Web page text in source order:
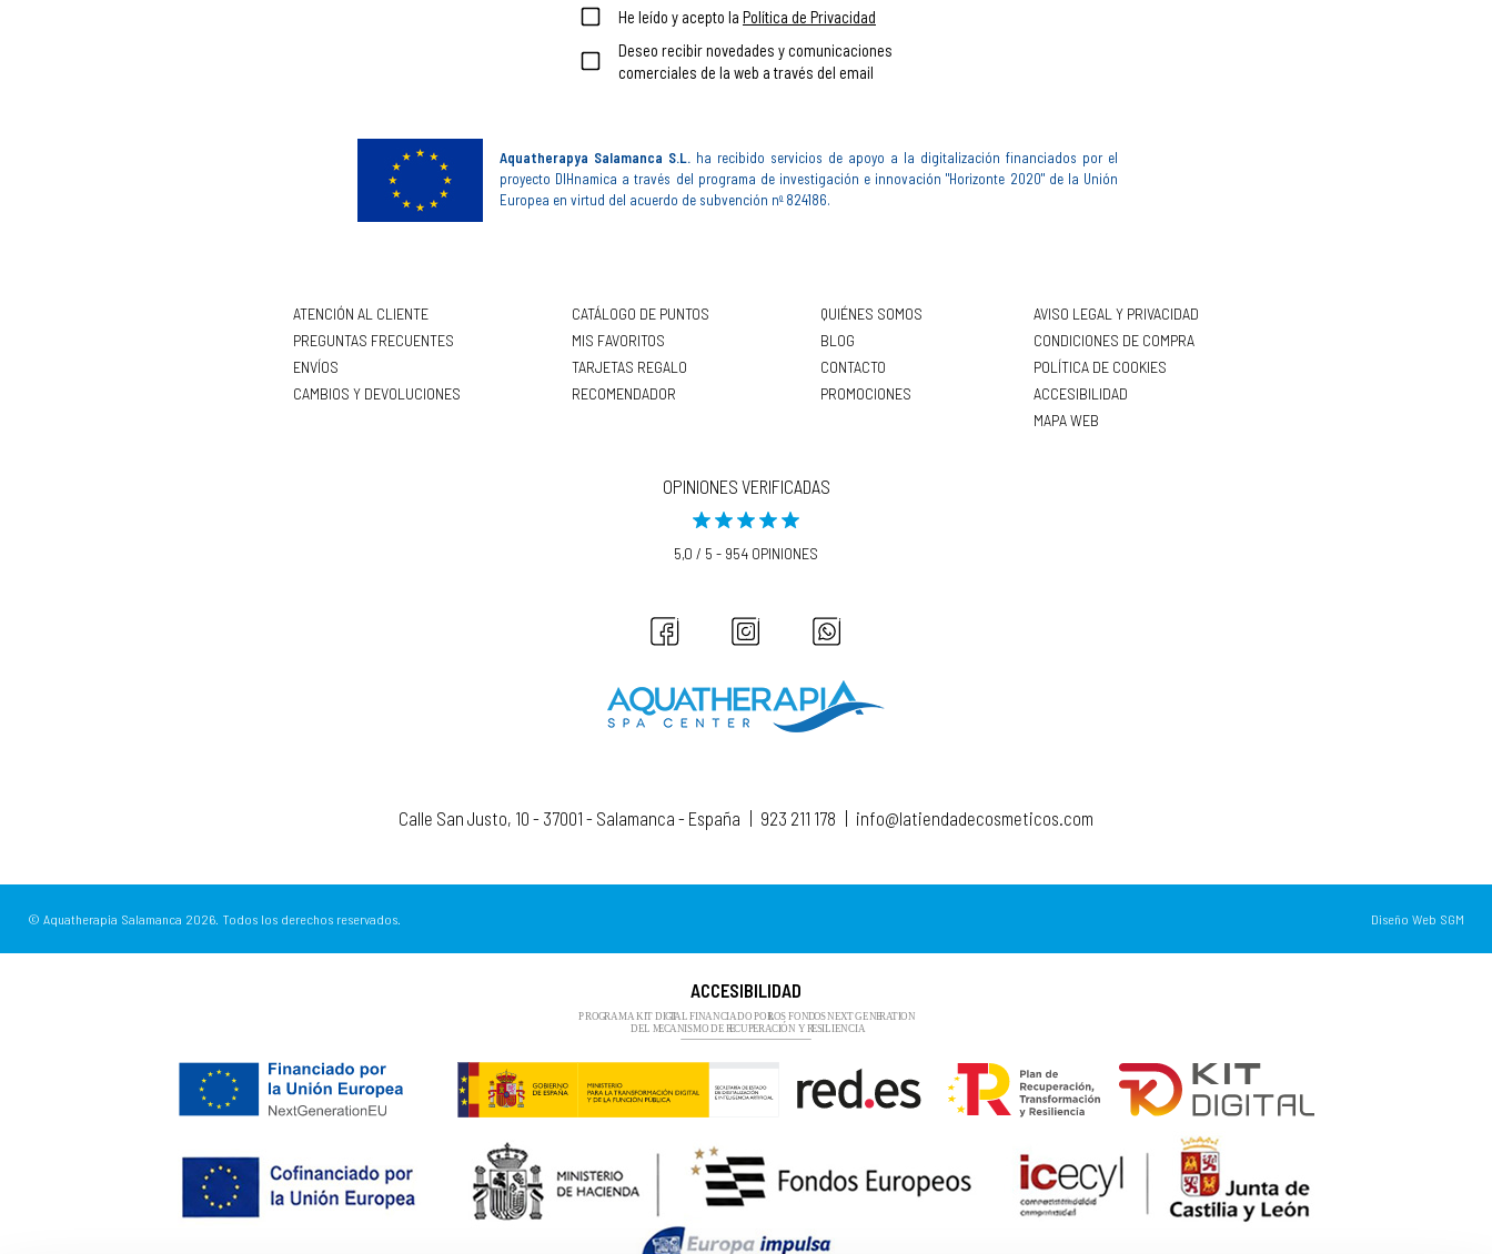
He leído y acepto la Política de Privacidad
Deseo recibir novedades y comunicaciones
comerciales de la web a través del email
Aquatherapya Salamanca S.L. ha recibido servicios de apoyo a la digitalización financiados por el
proyecto DIHnamica a través del programa de investigación e innovación "Horizonte 2020" de la Unión
Europea en virtud del acuerdo de subvención nº 824186.
ATENCIÓN AL CLIENTE
PREGUNTAS FRECUENTES
ENVÍOS
CAMBIOS Y DEVOLUCIONES
CATÁLOGO DE PUNTOS
MIS FAVORITOS
TARJETAS REGALO
RECOMENDADOR
QUIÉNES SOMOS
BLOG
CONTACTO
PROMOCIONES
AVISO LEGAL Y PRIVACIDAD
CONDICIONES DE COMPRA
POLÍTICA DE COOKIES
ACCESIBILIDAD
MAPA WEB
OPINIONES VERIFICADAS
5,0 / 5 - 954 OPINIONES
Calle San Justo, 10 - 37001 - Salamanca - España | 923 211 178 | info@latiendadecosmeticos.com
© Aquatherapia Salamanca 2026. Todos los derechos reservados. Diseño Web SGM
ACCESIBILIDAD